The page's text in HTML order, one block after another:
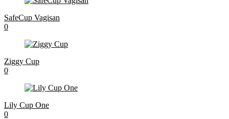
SafeCup Vagisan
0
Ziggy Cup
0
Lily Cup One
0